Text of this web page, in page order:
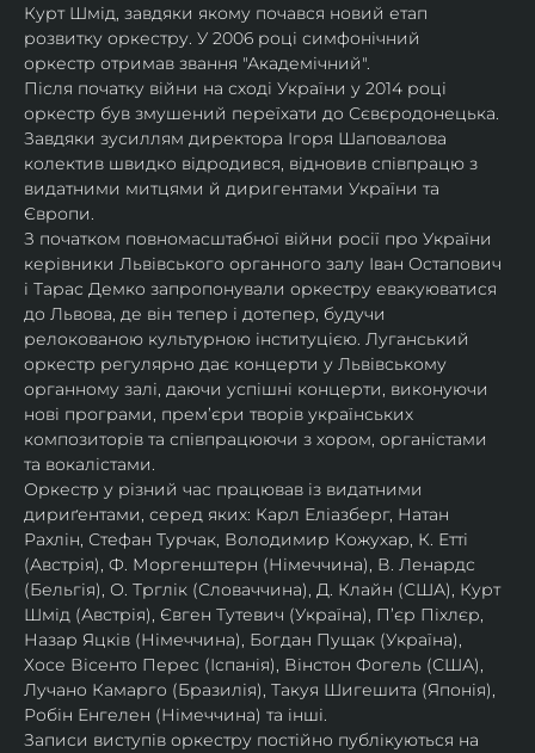
Курт Шмід, завдяки якому почався новий етап
розвитку оркестру. У 2006 році симфонічний
оркестр отримав звання "Академічний".
Після початку війни на сході України у 2014 році
оркестр був змушений переїхати до Сєвєродонецька.
Завдяки зусиллям директора Ігоря Шаповалова
колектив швидко відродився, відновив співпрацю з
видатними митцями й диригентами України та
Європи.
З початком повномасштабної війни росії про України
керівники Львівського органного залу Іван Остапович
і Тарас Демко запропонували оркестру евакуюватися
до Львова, де він тепер і дотепер, будучи
релокованою культурною інституцією. Луганський
оркестр регулярно дає концерти у Львівському
органному залі, даючи успішні концерти, виконуючи
нові програми, прем’єри творів українських
композиторів та співпрацюючи з хором, органістами
та вокалістами.
Оркестр у різний час працював із видатними
дириґентами, серед яких: Карл Еліазберг, Натан
Рахлін, Стефан Турчак, Володимир Кожухар, К. Етті
(Австрія), Ф. Моргенштерн (Німеччина), В. Ленардс
(Бельгія), О. Трглік (Словаччина), Д. Клайн (США), Курт
Шмід (Австрія), Євген Тутевич (Україна), П’єр Піхлєр,
Назар Яцків (Німеччина), Богдан Пущак (Україна),
Хосе Вісенто Перес (Іспанія), Вінстон Фогель (США),
Лучано Камарго (Бразилія), Такуя Шигешита (Японія),
Робін Енгелен (Німеччина) та інші.
Записи виступів оркестру постійно публікуються на